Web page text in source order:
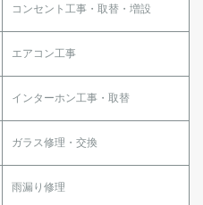
コンセント工事・取替・増設
エアコン工事
インターホン工事・取替
ガラス修理・交換
雨漏り修理